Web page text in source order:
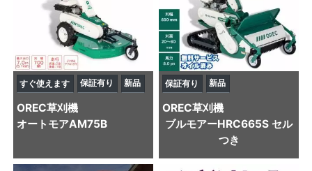
すぐ使えます 保証有り 新品
OREC草刈機
オートモアAM75B
保証有り 新品
OREC草刈機
ブルモアーHRC665S セル
つき